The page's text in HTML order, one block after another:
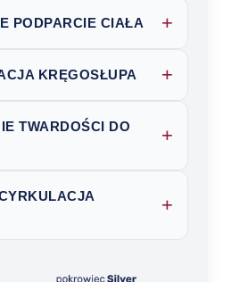
PODPARCIE CIAŁA +
KRĘGOSŁUPA +
TWARDOŚCI DO
+
+